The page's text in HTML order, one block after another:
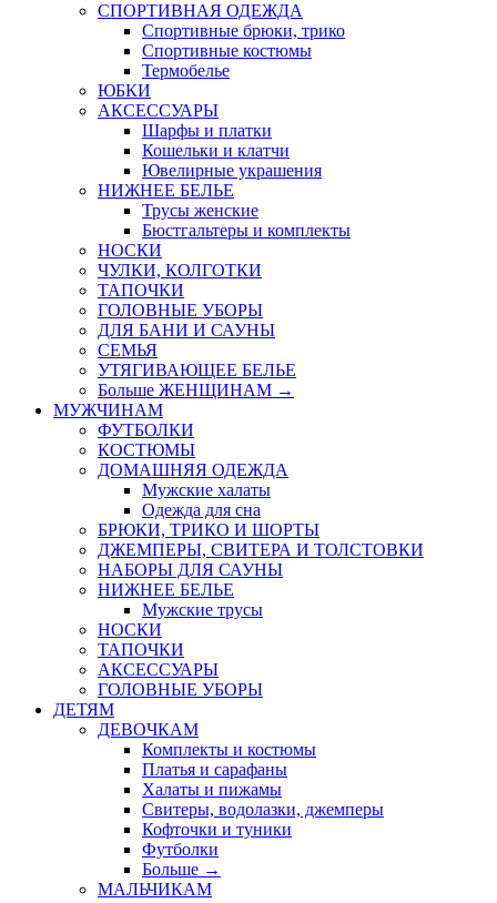
СПОРТИВНАЯ ОДЕЖДА
Спортивные брюки, трико
Спортивные костюмы
Термобелье
ЮБКИ
AКСЕССУАРЫ
Шарфы и платки
Кошельки и клатчи
Ювелирные украшения
НИЖНЕЕ БЕЛЬЕ
Трусы женские
Бюстгальтеры и комплекты
НОСКИ
ЧУЛКИ, КОЛГОТКИ
ТАПОЧКИ
ГОЛОВНЫЕ УБОРЫ
ДЛЯ БАНИ И САУНЫ
СЕМЬЯ
УТЯГИВАЮЩЕЕ БЕЛЬЕ
Больше ЖЕНЩИНАМ →
МУЖЧИНАМ
ФУТБОЛКИ
КОСТЮМЫ
ДОМАШНЯЯ ОДЕЖДА
Мужские халаты
Одежда для сна
БРЮКИ, ТРИКО И ШОРТЫ
ДЖЕМПЕРЫ, СВИТЕРА И ТОЛСТОВКИ
НАБОРЫ ДЛЯ САУНЫ
НИЖНЕЕ БЕЛЬЕ
Мужские трусы
НОСКИ
ТАПОЧКИ
АКСЕССУАРЫ
ГОЛОВНЫЕ УБОРЫ
ДЕТЯМ
ДЕВОЧКАМ
Комплекты и костюмы
Платья и сарафаны
Халаты и пижамы
Свитеры, водолазки, джемперы
Кофточки и туники
Футболки
Больше →
МАЛЬЧИКАМ